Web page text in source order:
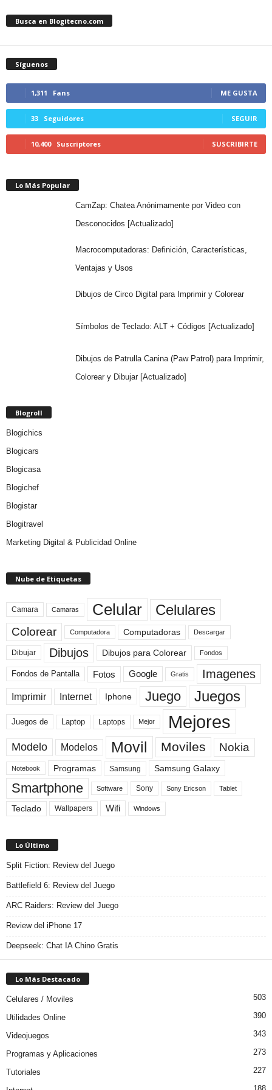
Busca en Blogitecno.com
Síguenos
1,311 Fans ME GUSTA
33 Seguidores SEGUIR
10,400 Suscriptores SUSCRIBIRTE
Lo Más Popular
CamZap: Chatea Anónimamente por Video con
Desconocidos [Actualizado]
Macrocomputadoras: Definición, Características,
Ventajas y Usos
Dibujos de Circo Digital para Imprimir y Colorear
Símbolos de Teclado: ALT + Códigos [Actualizado]
Dibujos de Patrulla Canina (Paw Patrol) para Imprimir,
Colorear y Dibujar [Actualizado]
Blogroll
Blogichics
Blogicars
Blogicasa
Blogichef
Blogistar
Blogitravel
Marketing Digital & Publicidad Online
Nube de Etiquetas
Camara Camaras Celular Celulares
Colorear Computadora Computadoras Descargar
Dibujar Dibujos Dibujos para Colorear Fondos
Fondos de Pantalla Fotos Google Gratis Imagenes
Imprimir Internet Iphone Juego Juegos
Juegos de Laptop Laptops Mejor Mejores
Modelo Modelos Movil Moviles Nokia
Notebook Programas Samsung Samsung Galaxy
Smartphone Software Sony Sony Ericson Tablet
Teclado Wallpapers Wifi Windows
Lo Último
Split Fiction: Review del Juego
Battlefield 6: Review del Juego
ARC Raiders: Review del Juego
Review del iPhone 17
Deepseek: Chat IA Chino Gratis
Lo Más Destacado
Celulares / Moviles 503
Utilidades Online 390
Videojuegos 343
Programas y Aplicaciones 273
Tutoriales 227